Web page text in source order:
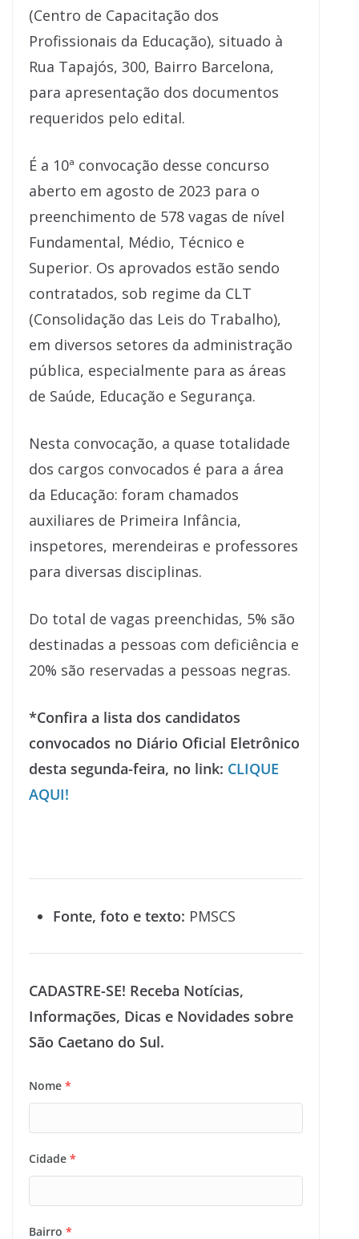
(Centro de Capacitação dos
Profissionais da Educação), situado à
Rua Tapajós, 300, Bairro Barcelona,
para apresentação dos documentos
requeridos pelo edital.
É a 10ª convocação desse concurso
aberto em agosto de 2023 para o
preenchimento de 578 vagas de nível
Fundamental, Médio, Técnico e
Superior. Os aprovados estão sendo
contratados, sob regime da CLT
(Consolidação das Leis do Trabalho),
em diversos setores da administração
pública, especialmente para as áreas
de Saúde, Educação e Segurança.
Nesta convocação, a quase totalidade
dos cargos convocados é para a área
da Educação: foram chamados
auxiliares de Primeira Infância,
inspetores, merendeiras e professores
para diversas disciplinas.
Do total de vagas preenchidas, 5% são
destinadas a pessoas com deficiência e
20% são reservadas a pessoas negras.
*Confira a lista dos candidatos
convocados no Diário Oficial Eletrônico
desta segunda-feira, no link: CLIQUE
AQUI!
Fonte, foto e texto: PMSCS
CADASTRE-SE! Receba Notícias,
Informações, Dicas e Novidades sobre
São Caetano do Sul.
Nome *
Cidade *
Bairro *